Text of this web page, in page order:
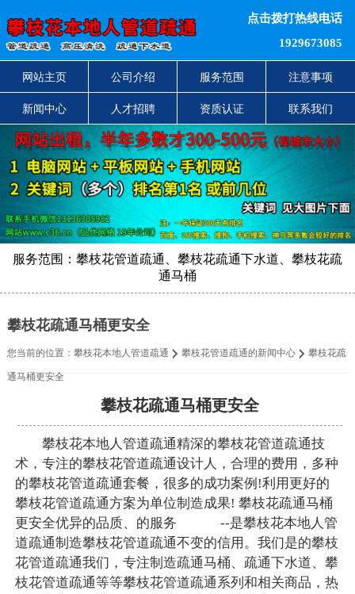
点击拨打热线电话
1929673085
网站主页 公司介绍 服务范围 注意事项
新闻中心 人才招聘 资质认证 联系我们
服务范围：攀枝花管道疏通、攀枝花疏通下水道、攀枝花疏
通马桶
攀枝花疏通马桶更安全
您当前的位置： 攀枝花本地人管道疏通 攀枝花管道疏通的新闻中心 攀枝花疏
通马桶更安全
攀枝花疏通马桶更安全
攀枝花本地人管道疏通精深的攀枝花管道疏通技
术，专注的攀枝花管道疏通设计人，合理的费用，多种
的攀枝花管道疏通套餐，很多的成功案例!利用更好的
攀枝花管道疏通方案为单位制造成果! 攀枝花疏通马桶
更安全优异的品质、的服务 --是攀枝花本地人管
道疏通制造攀枝花管道疏通不变的信用。我们是的攀枝
花管道疏通我们，专注制造疏通马桶、疏通下水道、攀
枝花管道疏通等等攀枝花管道疏通系列和相关商品，热